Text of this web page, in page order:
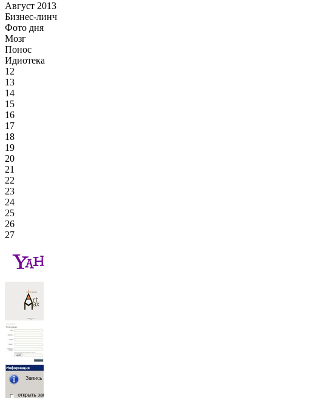
Август 2013
Бизнес-линч
Фото дня
Мозг
Понос
Идиотека
12
13
14
15
16
17
18
19
20
21
22
23
24
25
26
27